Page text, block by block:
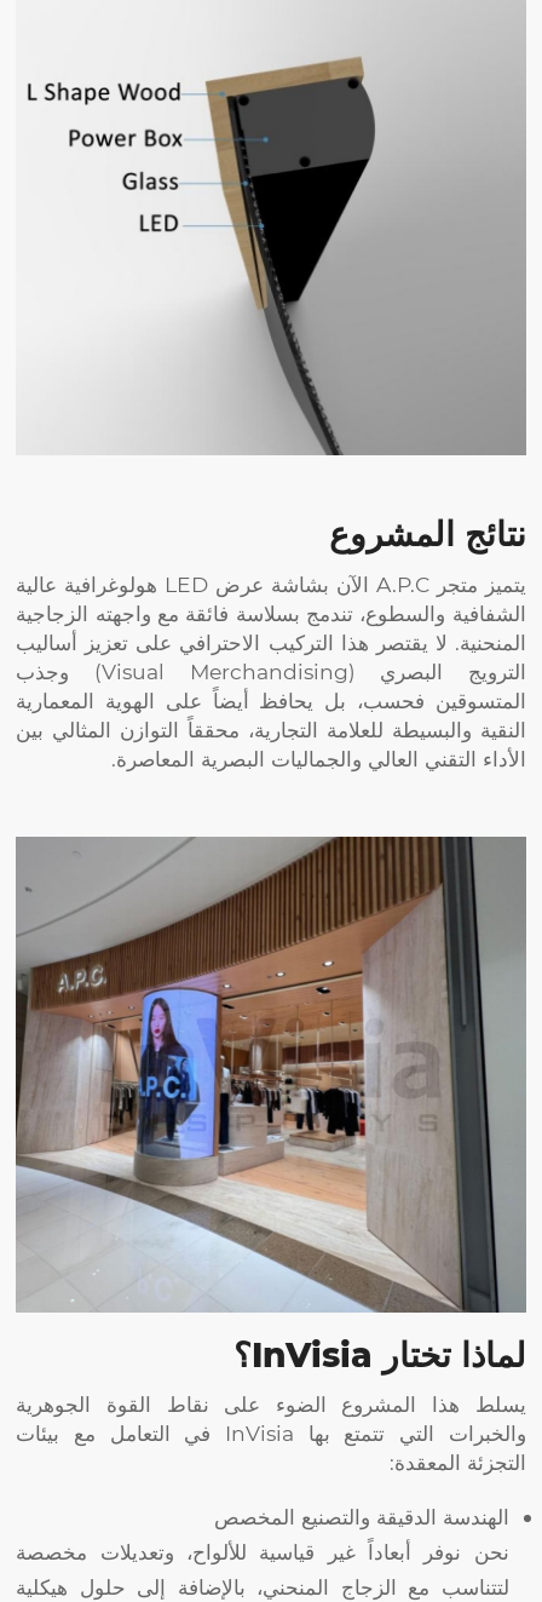
نتائج المشروع
يتميز متجر A.P.C الآن بشاشة عرض LED هولوغرافية عالية
الشفافية والسطوع، تندمج بسلاسة فائقة مع واجهته الزجاجية
المنحنية. لا يقتصر هذا التركيب الاحترافي على تعزيز أساليب
الترويج البصري (Visual Merchandising) وجذب
المتسوقين فحسب، بل يحافظ أيضاً على الهوية المعمارية
النقية والبسيطة للعلامة التجارية، محققاً التوازن المثالي بين
الأداء التقني العالي والجماليات البصرية المعاصرة.
لماذا تختار InVisia؟
يسلط هذا المشروع الضوء على نقاط القوة الجوهرية
والخبرات التي تتمتع بها InVisia في التعامل مع بيئات
التجزئة المعقدة:
الهندسة الدقيقة والتصنيع المخصص
نحن نوفر أبعاداً غير قياسية للألواح، وتعديلات مخصصة
لتتناسب مع الزجاج المنحني، بالإضافة إلى حلول هيكلية